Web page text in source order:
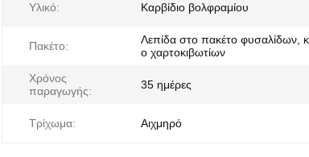
Υλικό: Καρβίδιο βολφραμίου
Πακέτο:
Λεπίδα στο πακέτο φυσαλίδων,
ο χαρτοκιβωτίων
Χρόνος
παραγωγής:
35 ημέρες
Τρίχωμα: Αιχμηρό